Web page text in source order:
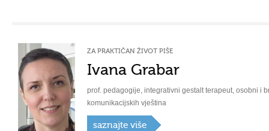
ZA PRAKTIČAN ŽIVOT PIŠE
Ivana Grabar
prof. pedagogije, integrativni gestalt terapeut, osobni i
komunikacijskih vještina
saznajte više